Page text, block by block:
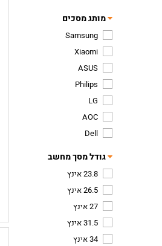
מותג מסכים
Samsung
Xiaomi
ASUS
Philips
LG
AOC
Dell
גודל מסך מחשב
23.8 אינץ
26.5 אינץ
27 אינץ
31.5 אינץ
34 אינץ